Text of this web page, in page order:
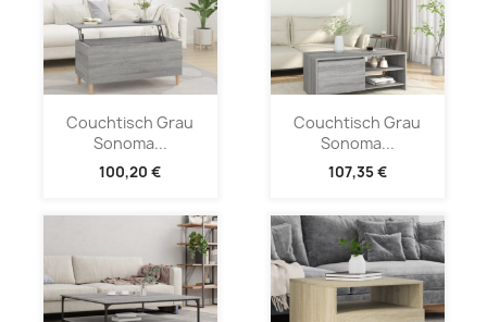
Couchtisch Grau
Sonoma...
100,20 €
Couchtisch Grau
Sonoma...
107,35 €